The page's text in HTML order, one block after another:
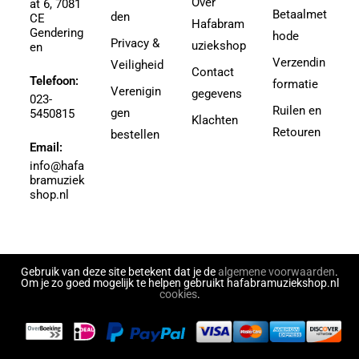
Agricole-Genin, Paul
Aguilar, Walter Leon
Aguilera, Christina
Ahbez, Eden
Ahle, Johann R.
Ahronheim, Albert
Airto Moreira Ramon Zenker
Aitken
Aitken, Robert
Al Hirt
Al-Odeh, Simon
Alain Silvestri
3.5
30
3e divisie
4
4,5
4,5 (3e divisie)
4.5
6
7
43497
43526
at 6, 7081
CE
Gendering
en
Telefoon:
023-
5450815
Email:
info@hafa
bramuziek
shop.nl
den
Privacy &
Veiligheid
Verenigin
gen
bestellen
Hafabram
uziekshop
Contact
gegevens
Klachten
Betaalmet
hode
Verzendin
formatie
Ruilen en
Retouren
Gebruik van deze site betekent dat je dealgemene voorwaarden.
Om je zo goed mogelijk te helpen gebruikt hafabramuziekshop.nl
cookies.